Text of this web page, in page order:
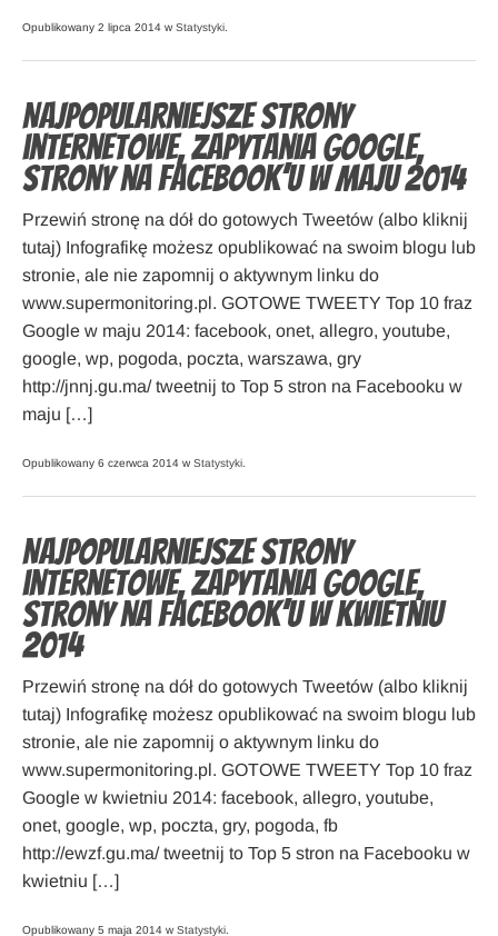
Opublikowany 2 lipca 2014 w Statystyki
Najpopularniejsze strony
internetowe, zapytania Google,
strony na Facebook’u w maju 2014
Przewiń stronę na dół do gotowych Tweetów (albo kliknij
tutaj) Infografikę możesz opublikować na swoim blogu lub
stronie, ale nie zapomnij o aktywnym linku do
www.supermonitoring.pl. GOTOWE TWEETY Top 10 fraz
Google w maju 2014: facebook, onet, allegro, youtube,
google, wp, pogoda, poczta, warszawa, gry
http://jnnj.gu.ma/ tweetnij to Top 5 stron na Facebooku w
maju […]
Opublikowany 6 czerwca 2014 w Statystyki
Najpopularniejsze strony
internetowe, zapytania Google,
strony na Facebook’u w kwietniu
2014
Przewiń stronę na dół do gotowych Tweetów (albo kliknij
tutaj) Infografikę możesz opublikować na swoim blogu lub
stronie, ale nie zapomnij o aktywnym linku do
www.supermonitoring.pl. GOTOWE TWEETY Top 10 fraz
Google w kwietniu 2014: facebook, allegro, youtube,
onet, google, wp, poczta, gry, pogoda, fb
http://ewzf.gu.ma/ tweetnij to Top 5 stron na Facebooku w
kwietniu […]
Opublikowany 5 maja 2014 w Statystyki